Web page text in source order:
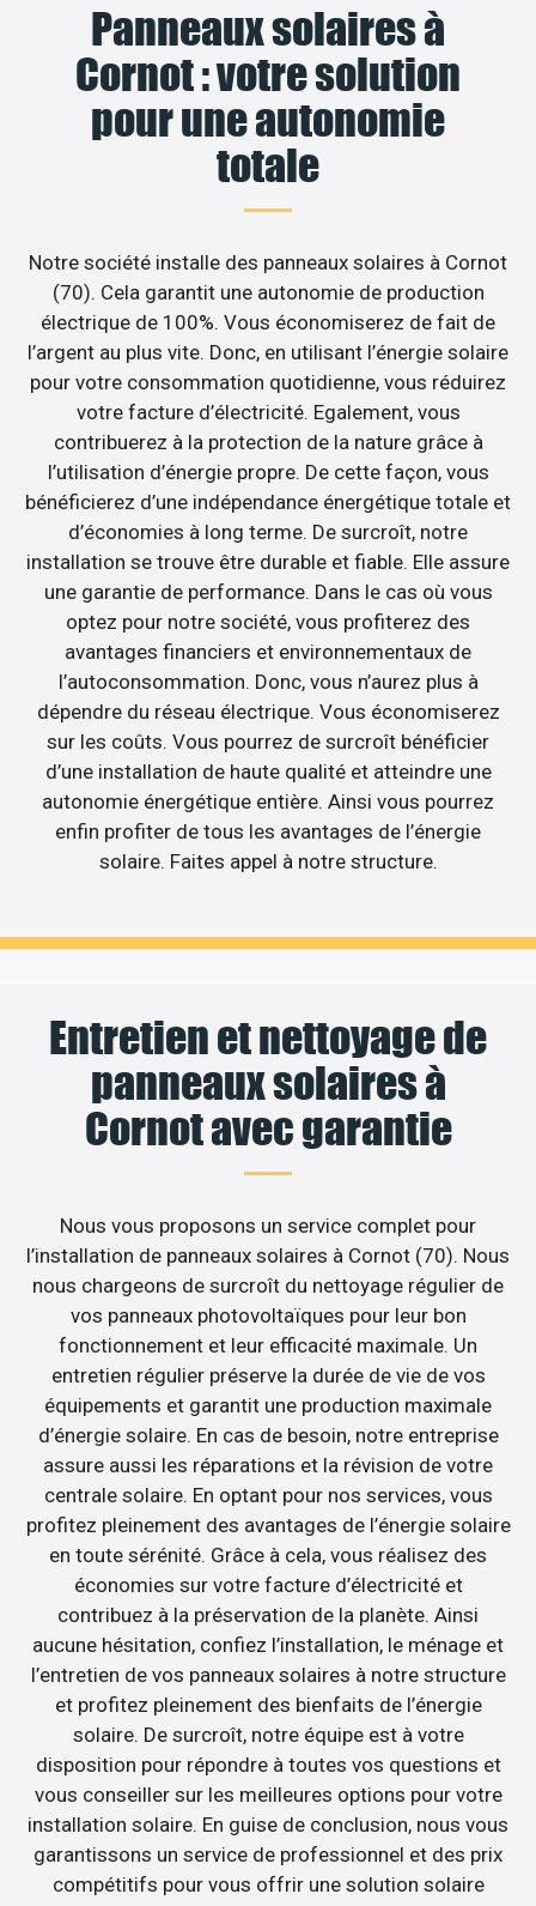
Panneaux solaires à
Cornot : votre solution
pour une autonomie
totale
Notre société installe des panneaux solaires à Cornot
(70). Cela garantit une autonomie de production
électrique de 100%. Vous économiserez de fait de
l’argent au plus vite. Donc, en utilisant l’énergie solaire
pour votre consommation quotidienne, vous réduirez
votre facture d’électricité. Egalement, vous
contribuerez à la protection de la nature grâce à
l’utilisation d’énergie propre. De cette façon, vous
bénéficierez d’une indépendance énergétique totale et
d’économies à long terme. De surcroît, notre
installation se trouve être durable et fiable. Elle assure
une garantie de performance. Dans le cas où vous
optez pour notre société, vous profiterez des
avantages financiers et environnementaux de
l’autoconsommation. Donc, vous n’aurez plus à
dépendre du réseau électrique. Vous économiserez
sur les coûts. Vous pourrez de surcroît bénéficier
d’une installation de haute qualité et atteindre une
autonomie énergétique entière. Ainsi vous pourrez
enfin profiter de tous les avantages de l’énergie
solaire. Faites appel à notre structure.
Entretien et nettoyage de
panneaux solaires à
Cornot avec garantie
Nous vous proposons un service complet pour
l’installation de panneaux solaires à Cornot (70). Nous
nous chargeons de surcroît du nettoyage régulier de
vos panneaux photovoltaïques pour leur bon
fonctionnement et leur efficacité maximale. Un
entretien régulier préserve la durée de vie de vos
équipements et garantit une production maximale
d’énergie solaire. En cas de besoin, notre entreprise
assure aussi les réparations et la révision de votre
centrale solaire. En optant pour nos services, vous
profitez pleinement des avantages de l’énergie solaire
en toute sérénité. Grâce à cela, vous réalisez des
économies sur votre facture d’électricité et
contribuez à la préservation de la planète. Ainsi
aucune hésitation, confiez l’installation, le ménage et
l’entretien de vos panneaux solaires à notre structure
et profitez pleinement des bienfaits de l’énergie
solaire. De surcroît, notre équipe est à votre
disposition pour répondre à toutes vos questions et
vous conseiller sur les meilleures options pour votre
installation solaire. En guise de conclusion, nous vous
garantissons un service de professionnel et des prix
compétitifs pour vous offrir une solution solaire